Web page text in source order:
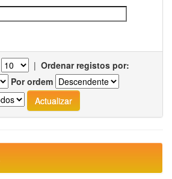
| Ordenar registos por:
Por ordem